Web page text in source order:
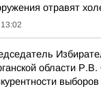
отравят
13:02
области
выборов